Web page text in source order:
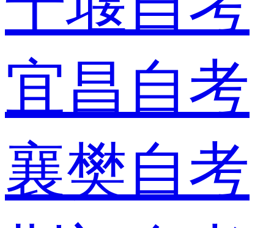
宜昌自考
襄樊自考